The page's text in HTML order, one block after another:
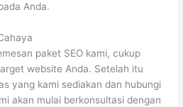
Anda.
paket SEO kami, cukup
website Anda. Setelah itu
yang kami sediakan dan hubungi
akan mulai berkonsultasi dengan